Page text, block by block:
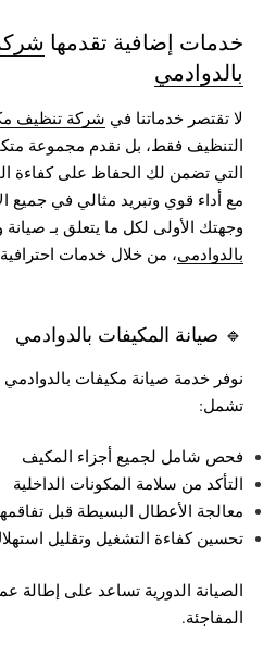
خدمات إضافية تقدمها
بالدوادمي
لا تقتصر خدماتنا في شركة تنظيف
التنظيف فقط، بل نقدم مجموعة
التي تضمن لك الحفاظ على كفاءة
مع أداء قوي وتبريد مثالي في جميع
وجهتك الأولى لكل ما يتعلق بـ صيانة
بالدوادمي، من خلال خدمات
🔹 صيانة المكيفات بالدوادمي
نوفر خدمة صيانة مكيفات
تشمل:
فحص شامل لجميع أجزاء المكيف
التأكد من سلامة المكونات الداخلية
معالجة الأعطال البسيطة قبل
تحسين كفاءة التشغيل وتقليل
الصيانة الدورية تساعد على إطالة
المفاجئة.